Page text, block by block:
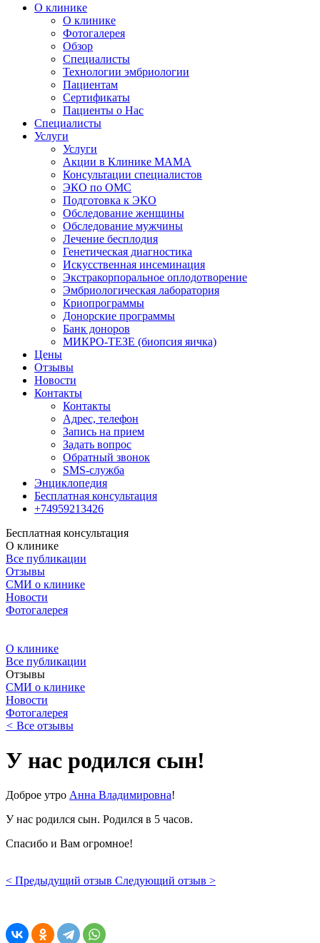
О клинике
О клинике
Фотогалерея
Обзор
Специалисты
Технологии эмбриологии
Пациентам
Сертификаты
Пациенты о Нас
Специалисты
Услуги
Услуги
Акции в Клинике МАМА
Консультации специалистов
ЭКО по ОМС
Подготовка к ЭКО
Обследование женщины
Обследование мужчины
Лечение бесплодия
Генетическая диагностика
Искусственная инсеминация
Экстракорпоральное оплодотворение
Эмбриологическая лаборатория
Криопрограммы
Донорские программы
Банк доноров
МИКРО-ТЕЗЕ (биопсия яичка)
Цены
Отзывы
Новости
Контакты
Контакты
Адрес, телефон
Запись на прием
Задать вопрос
Обратный звонок
SMS-служба
Энциклопедия
Бесплатная консультация
+74959213426
Бесплатная консультация
О клинике
Все публикации
Отзывы
СМИ о клинике
Новости
Фотогалерея
О клинике
Все публикации
Отзывы
СМИ о клинике
Новости
Фотогалерея
< Все отзывы
У нас родился сын!
Доброе утро Анна Владимировна!
У нас родился сын. Родился в 5 часов.
Спасибо и Вам огромное!
< Предыдущий отзыв Следующий отзыв >